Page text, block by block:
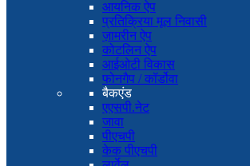
आयनिक ऐप
प्रतिक्रिया मूल निवासी
ज़ामरीन ऐप
कोटलिन ऐप
आईओटी विकास
फोनगैप / कॉर्डोवा
बैकएंड
एएसपी.नेट
जावा
पीएचपी
केक पीएचपी